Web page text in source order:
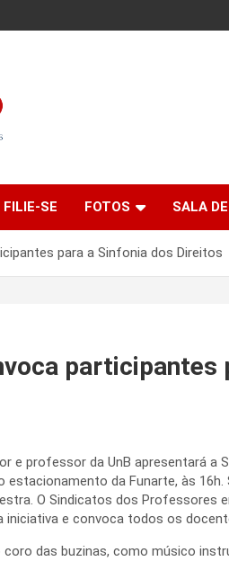
FILIE-SE FOTOS SALA
para a Sinfonia dos Direitos
participantes
e professor da UnB apresentará a
da Funarte, às 16h.
O Sindicatos dos Professores
iniciativa e convoca todos os
das buzinas, como músico